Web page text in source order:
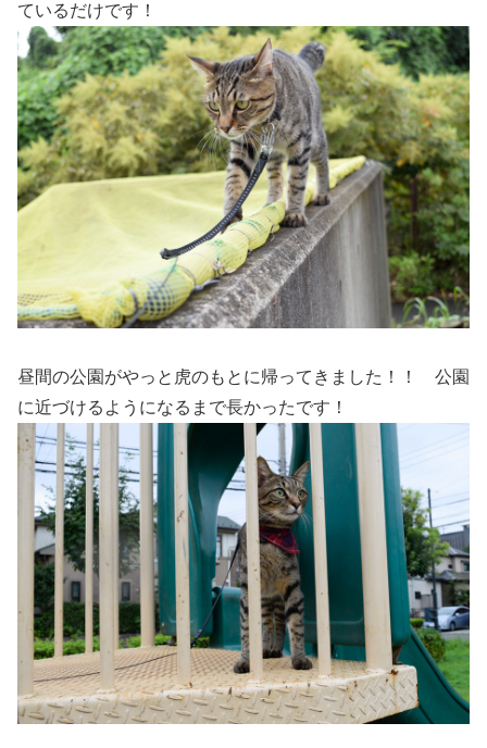
ているだけです！
昼間の公園がやっと虎のもとに帰ってきました！！ 公園
に近づけるようになるまで長かったです！